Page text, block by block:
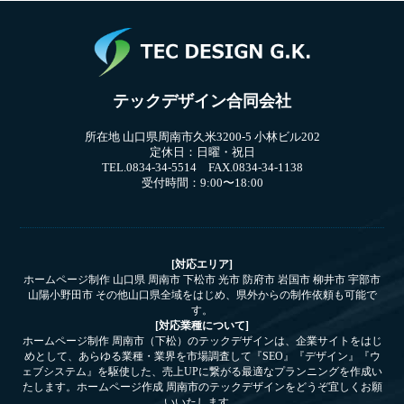
テックデザイン合同会社
所在地 山口県周南市久米3200-5 小林ビル202
定休日：日曜・祝日
TEL.0834-34-5514 FAX.0834-34-1138
受付時間：9:00〜18:00
[対応エリア]
ホームページ制作 山口県 周南市 下松市 光市 防府市 岩国市 柳井市 宇部市
山陽小野田市 その他山口県全域をはじめ、県外からの制作依頼も可能で
す。
[対応業種について]
ホームページ制作 周南市（下松）のテックデザインは、企業サイトをはじ
めとして、あらゆる業種・業界を市場調査して『SEO』『デザイン』『ウ
ェブシステム』を駆使した、売上UPに繋がる最適なプランニングを作成い
たします。ホームページ作成 周南市のテックデザインをどうぞ宜しくお願